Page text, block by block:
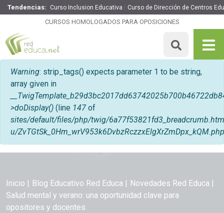
Tendencias: Curso Inclusion Educativa Curso de Dirección de Centros
CURSOS HOMOLOGADOS PARA OPOSICIONES
Mensaje de error
Warning: strip_tags() expects parameter 1 to be string,
array given in
>doDisplay() (line 147 of
sites/default/files/php/twig/
u/ZvTGtSk_0Hm_wrV953k6DvbzRczzxElgXrZmDpx_kQM.php
Inicio Blog Educativo Red Educa
Novedades Red Educa
Salud mental y verano: una oportunidad clave para
opositores y docentes